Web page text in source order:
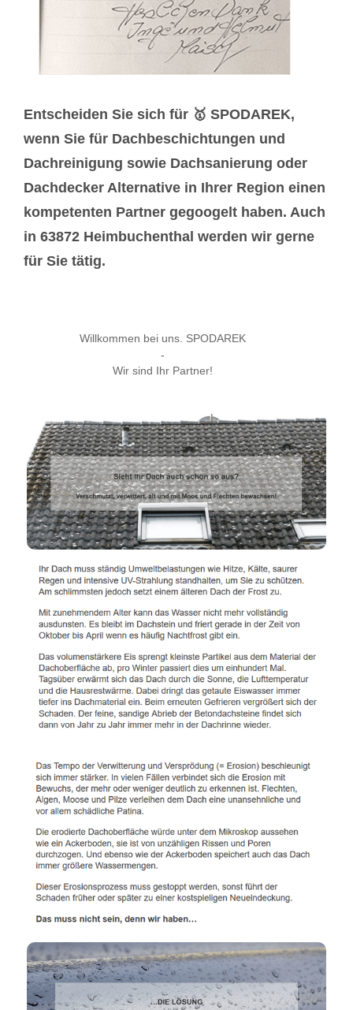
Entscheiden Sie sich für 🥇 SPODAREK,
wenn Sie für Dachbeschichtungen und
Dachreinigung sowie Dachsanierung oder
Dachdecker Alternative in Ihrer Region einen
kompetenten Partner gegoogelt haben. Auch
in 63872 Heimbuchenthal werden wir gerne
für Sie tätig.
Willkommen bei uns. SPODAREK
-
Wir sind Ihr Partner!